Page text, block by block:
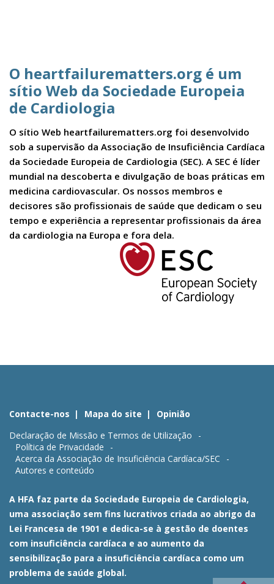
O heartfailurematters.org é um
sítio Web da Sociedade Europeia
de Cardiologia
O sítio Web heartfailurematters.org foi desenvolvido
sob a supervisão da Associação de Insuficiência Cardíaca
da Sociedade Europeia de Cardiologia (SEC). A SEC é líder
mundial na descoberta e divulgação de boas práticas em
medicina cardiovascular. Os nossos membros e
decisores são profissionais de saúde que dedicam o seu
tempo e experiência a representar profissionais da área
da cardiologia na Europa e fora dela.
Contacte-nos Mapa do site
Opinião
Declaração de Missão e Termos de Utilização
Política de Privacidade
Acerca da Associação de Insuficiência Cardíaca/SEC
Autores e conteúdo
A HFA faz parte da Sociedade Europeia de Cardiologia,
uma associação sem fins lucrativos criada ao abrigo da
Lei Francesa de 1901 e dedica-se à gestão de doentes
com insuficiência cardíaca e ao aumento da
sensibilização para a insuficiência cardíaca como um
problema de saúde global.